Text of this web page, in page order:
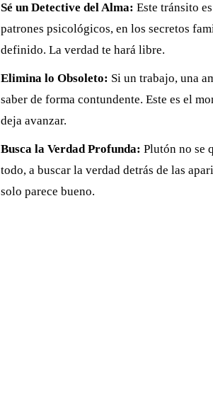
Sé un Detective del Alma: Este tránsito
patrones psicológicos, en los secretos
definido. La verdad te hará libre.
Elimina lo Obsoleto: Si un trabajo, una
saber de forma contundente. Este es el
deja avanzar.
Busca la Verdad Profunda: Plutón no se
todo, a buscar la verdad detrás de las
solo parece bueno.